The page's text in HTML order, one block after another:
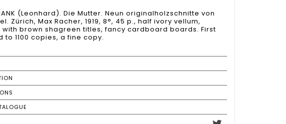
(Leonhard). Die Mutter. Neun originalholzschnitte von
Zürich, Max Racher, 1919, 8°, 45 p., half ivory vellum,
with brown shagreen titles, fancy cardboard boards. First
1100 copies, a fine copy.